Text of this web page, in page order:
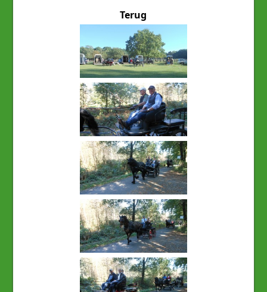
Terug